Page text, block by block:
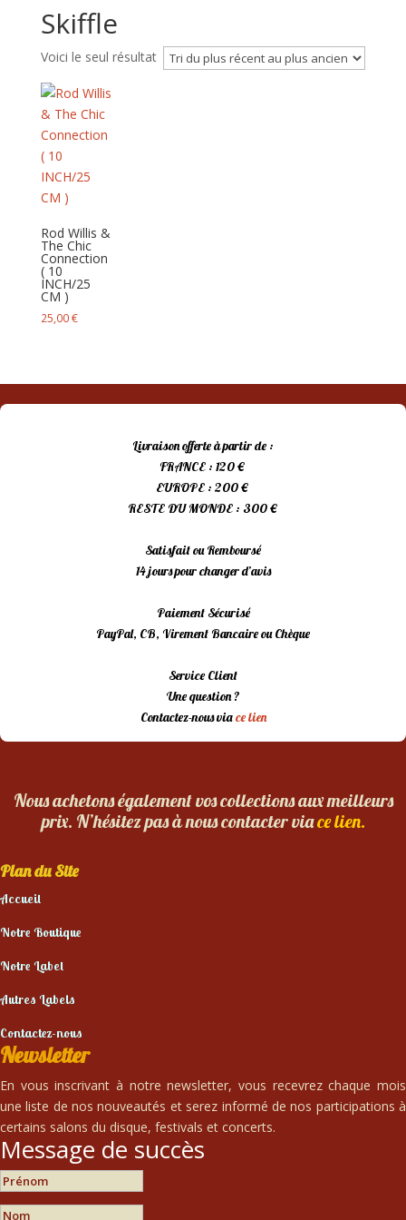
Skiffle
Voici le seul résultat
Rod Willis &
The Chic
Connection
( 10
INCH/25
CM )
25,00€
Livraison offerte à partir de :
FRANCE : 120 €
EUROPE : 200 €
RESTE DU MONDE : 300 €
Satisfait ou Remboursé
14 jours pour changer d’avis
Paiement Sécurisé
PayPal, CB, Virement Bancaire ou Chèque
Service Client
Une question ?
Contactez-nous viace lien
Nous achetons également vos collections aux meilleurs
prix. N’hésitez pas à nous contacter viace lien.
Plan du Site
Accueil
Notre Boutique
Notre Label
Autres Labels
Contactez-nous
Newsletter
En vous inscrivant à notre newsletter, vous recevrez chaque mois
une liste de nos nouveautés et serez informé de nos participations à
certains salons du disque, festivals et concerts.
Message de succès